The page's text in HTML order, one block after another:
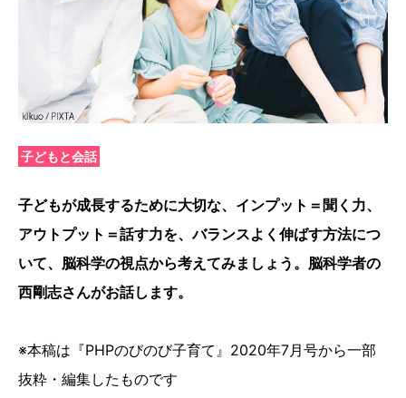
子どもと会話
子どもが成長するために大切な、インプット＝聞く力、
アウトプット＝話す力を、バランスよく伸ばす方法につ
いて、脳科学の視点から考えてみましょう。脳科学者の
西剛志さんがお話します。
※本稿は『PHPのびのび子育て』2020年7月号から一部
抜粋・編集したものです